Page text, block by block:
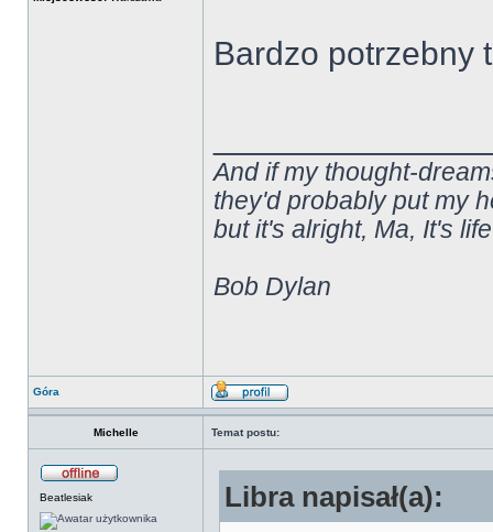
Bardzo potrzebny
And if my thought-
they'd probably put my
but it's alright, Ma, It's
Bob Dylan
Góra
Michelle Temat postu:
Beatlesiak Libra napisał(a):